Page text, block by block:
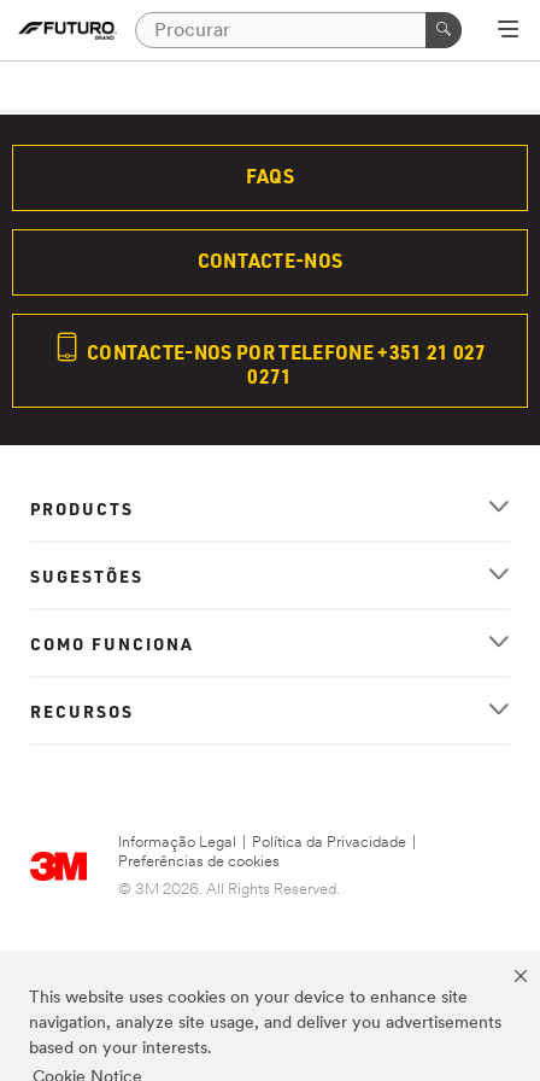
This website uses cookies on your device to enhance site
navigation, analyze site usage, and deliver you advertisements
based on your interests.
FAQS
CONTACTE-NOS
CONTACTE-NOS POR TELEFONE +351 21 027
0271
PRODUCTS
SUGESTÕES
COMO FUNCIONA
RECURSOS
Informação Legal Política da Privacidade
Preferências de cookies
© 3M 2026. All Rights Reserved.